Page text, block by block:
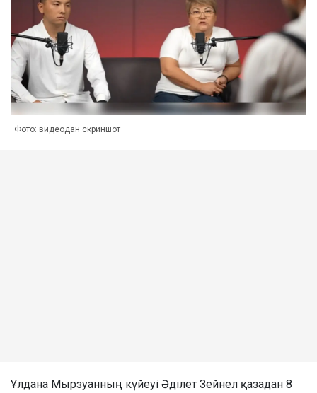
Фото: видеодан скриншот
Ұлдана Мырзуанның күйеуі Әділет Зейнел қазадан 8